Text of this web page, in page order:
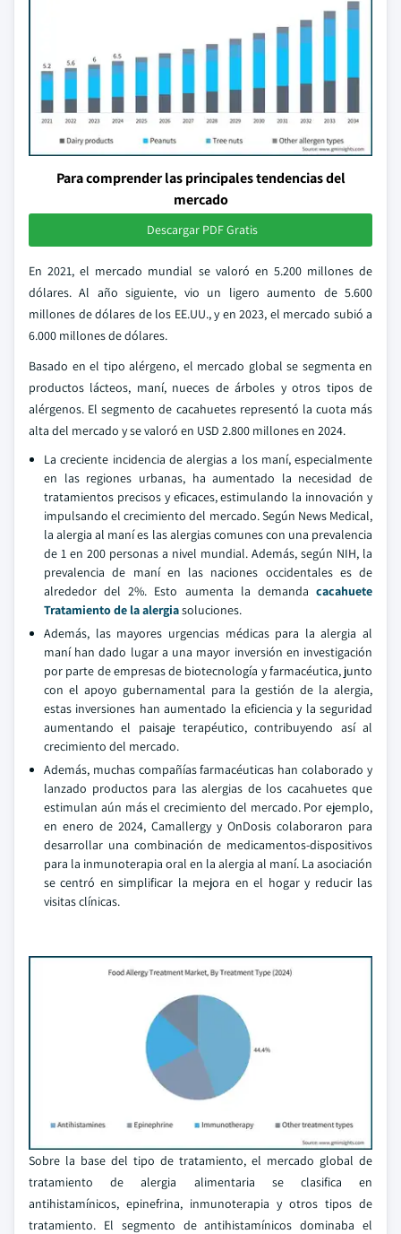
Para comprender las principales tendencias del
mercado
Descargar PDF Gratis
En 2021, el mercado mundial se valoró en 5.200 millones de
dólares. Al año siguiente, vio un ligero aumento de 5.600
millones de dólares de los EE.UU., y en 2023, el mercado subió a
6.000 millones de dólares.
Basado en el tipo alérgeno, el mercado global se segmenta en
productos lácteos, maní, nueces de árboles y otros tipos de
alérgenos. El segmento de cacahuetes representó la cuota más
alta del mercado y se valoró en USD 2.800 millones en 2024.
La creciente incidencia de alergias a los maní, especialmente
en las regiones urbanas, ha aumentado la necesidad de
tratamientos precisos y eficaces, estimulando la innovación y
impulsando el crecimiento del mercado. Según News Medical,
la alergia al maní es las alergias comunes con una prevalencia
de 1 en 200 personas a nivel mundial. Además, según NIH, la
prevalencia de maní en las naciones occidentales es de
alrededor del 2%. Esto aumenta la demanda cacahuete
Tratamiento de la alergiasoluciones.
Además, las mayores urgencias médicas para la alergia al
maní han dado lugar a una mayor inversión en investigación
por parte de empresas de biotecnología y farmacéutica, junto
con el apoyo gubernamental para la gestión de la alergia,
estas inversiones han aumentado la eficiencia y la seguridad
aumentando el paisaje terapéutico, contribuyendo así al
crecimiento del mercado.
Además, muchas compañías farmacéuticas han colaborado y
lanzado productos para las alergias de los cacahuetes que
estimulan aún más el crecimiento del mercado. Por ejemplo,
en enero de 2024, Camallergy y OnDosis colaboraron para
desarrollar una combinación de medicamentos-dispositivos
para la inmunoterapia oral en la alergia al maní. La asociación
se centró en simplificar la mejora en el hogar y reducir las
visitas clínicas.
Sobre la base del tipo de tratamiento, el mercado global de
tratamiento de alergia alimentaria se clasifica en
antihistamínicos, epinefrina, inmunoterapia y otros tipos de
tratamiento. El segmento de antihistamínicos dominaba el